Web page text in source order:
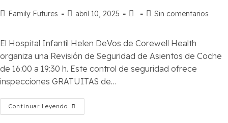
Family Futures abril 10, 2025 Sin comentarios
El Hospital Infantil Helen DeVos de Corewell Health
organiza una Revisión de Seguridad de Asientos de Coche
de 16:00 a 19:30 h. Este control de seguridad ofrece
inspecciones GRATUITAS de…
Continuar Leyendo